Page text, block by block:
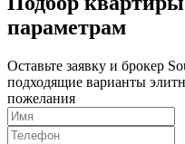
параметрам
Оставьте заявку и брокер
подходящие варианты
пожелания